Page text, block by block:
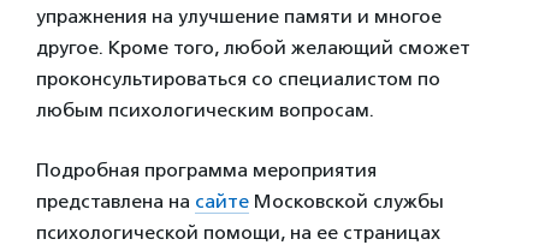
упражнения на улучшение памяти и многое
другое. Кроме того, любой желающий сможет
проконсультироваться со специалистом по
любым психологическим вопросам.
Подробная программа мероприятия
представлена на сайте Московской службы
психологической помощи, на ее страницах